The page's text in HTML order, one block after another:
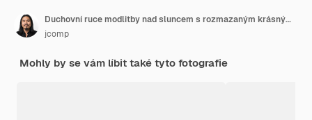
Duchovní ruce modlitby nad sluncem s rozmazaným krásným západem slunce
jcomp
Mohly by se vám líbit také tyto fotografie